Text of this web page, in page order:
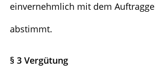
einvernehmlich mit dem
abstimmt.
§ 3 Vergütung